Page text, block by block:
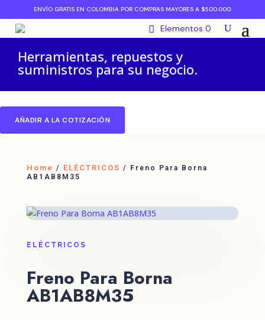
ENVÍO GRATIS EN COLOMBIA POR COMPRAS MAYORES A $500.000.
Elementos 0
Herramientas, repuestos y
suministros para su negocio.
AÑADIR A LA COTIZACIÓN
Home / ELÉCTRICOS / Freno Para Borna
AB1AB8M35
ELÉCTRICOS
Freno Para Borna
AB1AB8M35